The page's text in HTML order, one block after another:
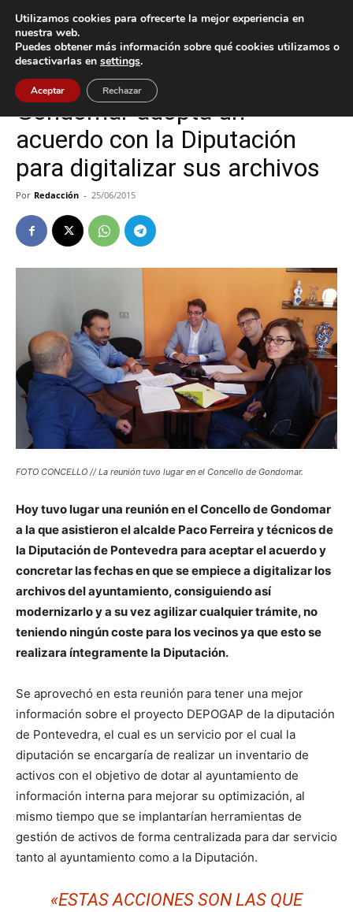
Inicio Gondomar
Gondomar
Gondomar adopta un
acuerdo con la Diputación
para digitalizar sus archivos
Por Redacción - 25/06/2015
FOTO CONCELLO // La reunión tuvo lugar en el Concello de Gondomar.
Hoy tuvo lugar una reunión en el Concello de Gondomar
a la que asistieron el alcalde Paco Ferreira y técnicos de
la Diputación de Pontevedra para aceptar el acuerdo y
concretar las fechas en que se empiece a digitalizar los
archivos del ayuntamiento, consiguiendo así
modernizarlo y a su vez agilizar cualquier trámite, no
teniendo ningún coste para los vecinos ya que esto se
realizara íntegramente la Diputación.
Se aprovechó en esta reunión para tener una mejor
información sobre el proyecto DEPOGAP de la diputación
de Pontevedra, el cual es un servicio por el cual la
diputación se encargaría de realizar un inventario de
activos con el objetivo de dotar al ayuntamiento de
información interna para mejorar su optimización, al
mismo tiempo que se implantarían herramientas de
gestión de activos de forma centralizada para dar servicio
tanto al ayuntamiento como a la Diputación.
«ESTAS ACCIONES SON LAS QUE
Utilizamos cookies para ofrecerte la mejor experiencia en
nuestra web.
Puedes obtener más información sobre qué cookies utilizamos o
desactivarlas en settings.
Aceptar Rechazar